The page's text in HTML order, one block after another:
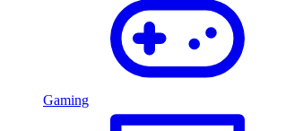
Gaming